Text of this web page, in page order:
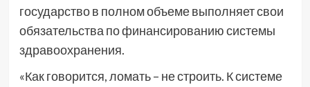
государство в полном объеме выполняет свои
обязательства по финансированию системы
здравоохранения.
«Как говорится, ломать – не строить. К системе